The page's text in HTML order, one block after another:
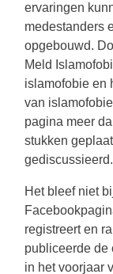
ervaringen
medestanders
opgebouwd.
Meld
islamofobie en
van
pagina meer
stukken
gediscussieerd.
Het bleef niet
registreert en
publiceerde de
in het voorjaar